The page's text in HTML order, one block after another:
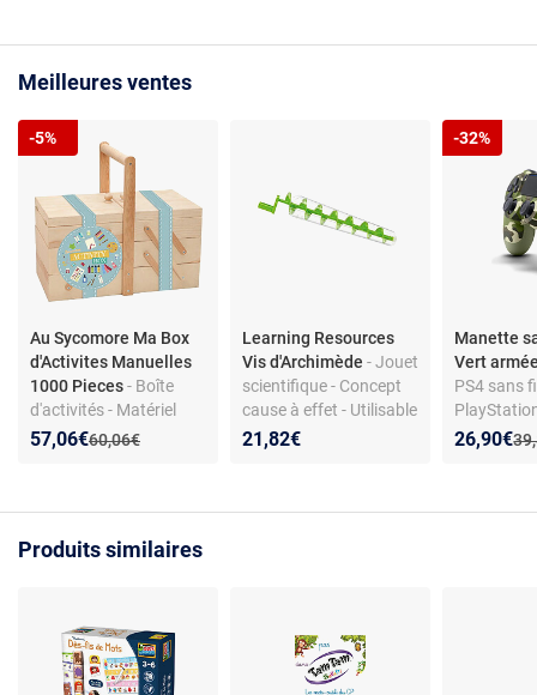
Meilleures ventes
Au Sycomore Ma Box
d'Activites Manuelles
1000 Pieces- Boîte
d'activités - Matériel
créatif divers - Plus de
Ancien prix :
60,06€
Nouveau prix :
57,06€
Réduction de :
-5%
Learning Resources
Vis d'Archimède- Jouet
scientifique - Concept
cause à effet - Utilisable
avec eau/terre - Taille
21,82€
Manette
Vert
PS4 sans
plastique
Nouveau
26,90€
-32%
Produits similaires